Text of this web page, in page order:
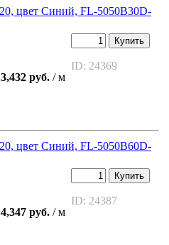
цвет Синий, FL-5050B30D-
3,432 руб. / м
Купить
ID: 24369
цвет Синий, FL-5050B60D-
4,347 руб. / м
Купить
ID: 24387